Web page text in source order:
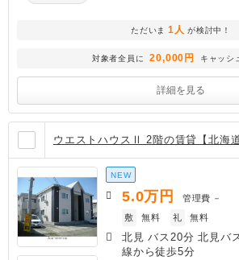
ただいま 1人 が検討中！
対象者全員に 20,000円 キャッシ
詳細を見る
ウエストハウスⅡ 2階の賃貸【北海
NEW
5.0万円 管理費 －
敷
無料 礼 無料
北見 バス20分 北見バ
線から徒歩5分